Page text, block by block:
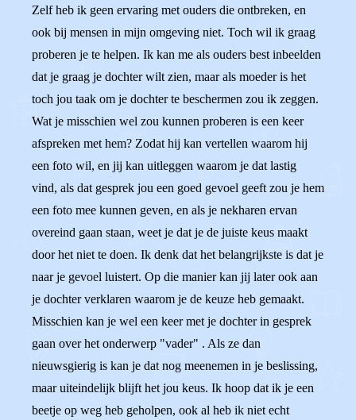
Zelf heb ik geen ervaring met ouders die ontbreken, en
ook bij mensen in mijn omgeving niet. Toch wil ik graag
proberen je te helpen. Ik kan me als ouders best inbeelden
dat je graag je dochter wilt zien, maar als moeder is het
toch jou taak om je dochter te beschermen zou ik zeggen.
Wat je misschien wel zou kunnen proberen is een keer
afspreken met hem? Zodat hij kan vertellen waarom hij
een foto wil, en jij kan uitleggen waarom je dat lastig
vind, als dat gesprek jou een goed gevoel geeft zou je hem
een foto mee kunnen geven, en als je nekharen ervan
overeind gaan staan, weet je dat je de juiste keus maakt
door het niet te doen. Ik denk dat het belangrijkste is dat je
naar je gevoel luistert. Op die manier kan jij later ook aan
je dochter verklaren waarom je de keuze heb gemaakt.
Misschien kan je wel een keer met je dochter in gesprek
gaan over het onderwerp "vader" . Als ze dan
nieuwsgierig is kan je dat nog meenemen in je beslissing,
maar uiteindelijk blijft het jou keus. Ik hoop dat ik je een
beetje op weg heb geholpen, ook al heb ik niet echt